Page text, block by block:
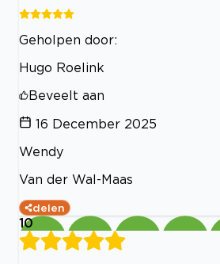
Geholpen door:
Hugo Roelink
Beveelt aan
16 December 2025
Wendy
Van der Wal-Maas
delen
10